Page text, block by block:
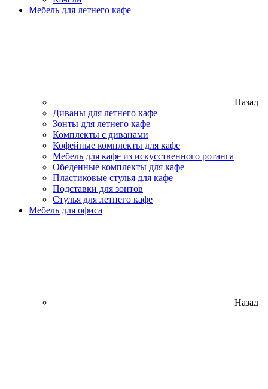
Мебель для летнего кафе
Назад
Диваны для летнего кафе
Зонты для летнего кафе
Комплекты с диванами
Кофейные комплекты для кафе
Мебель для кафе из искусственного ротанга
Обеденные комплекты для кафе
Пластиковые стулья для кафе
Подставки для зонтов
Стулья для летнего кафе
Мебель для офиса
Назад